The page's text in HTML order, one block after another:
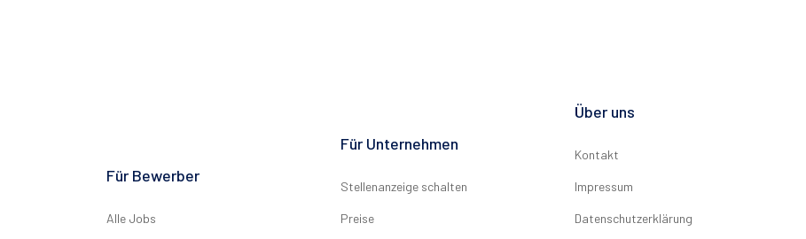
Für Bewerber
Alle Jobs
Für Unternehmen
Stellenanzeige schalten
Preise
Über uns
Kontakt
Impressum
Datenschutzerklärung